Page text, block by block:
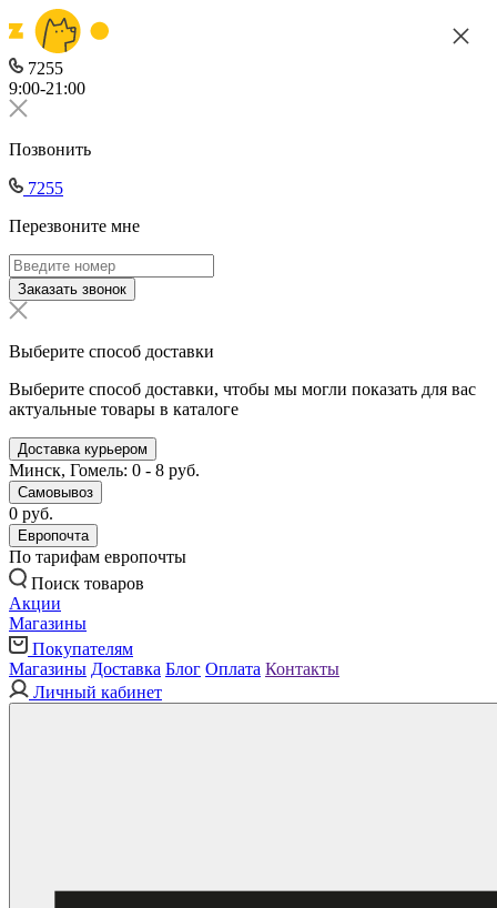
7255
9:00-21:00
Позвонить
7255
Перезвоните мне
Заказать звонок
Выберите способ доставки
Выберите способ доставки, чтобы мы могли показать для вас
актуальные товары в каталоге
Доставка курьером
Минск, Гомель: 0 - 8 руб.
Самовывоз
0 руб.
Европочта
По тарифам европочты
Поиск товаров
Акции
Магазины
Покупателям
Магазины Доставка Блог Оплата Контакты
Личный кабинет